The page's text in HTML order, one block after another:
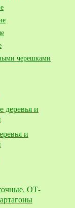
черешками
деревья и
и
ОТ-